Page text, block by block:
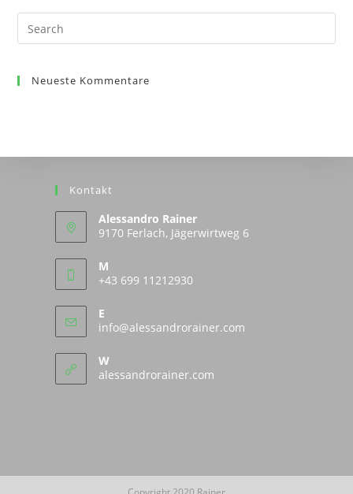
Search
for:
Neueste Kommentare
Kontakt
Alessandro Rainer
9170 Ferlach, Jägerwirtweg 6
M
+43 699 11212930
E
info@alessandrorainer.comOpens
W
alessandrorainer.com